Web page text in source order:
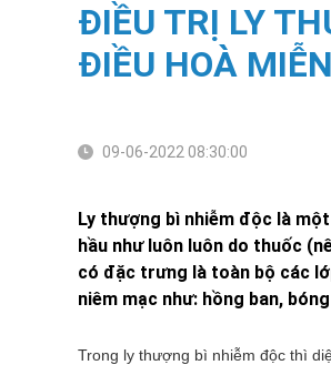
ĐIỀU TRỊ LY
ĐIỀU HOÀ
09-06-2022 08:30:00
Ly thượng bì nhiễm độc là
hầu như luôn luôn do thuốc
có đặc trưng là toàn bộ các
niêm mạc như: hồng ban,
Trong ly thượng bì nhiễm độc thì